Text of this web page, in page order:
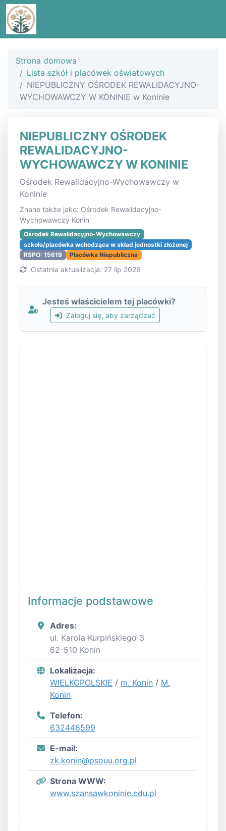
Strona domowa
Lista szkół i placówek oświatowych
NIEPUBLICZNY OŚRODEK REWALIDACYJNO-
WYCHOWAWCZY W KONINIE w Koninie
NIEPUBLICZNY OŚRODEK
REWALIDACYJNO-
WYCHOWAWCZY W KONINIE
Ośrodek Rewalidacyjno-Wychowawczy w
Koninie
Znane także jako: Ośrodek Rewalidacyjno-
Wychowawczy Konin
Ośrodek Rewalidacyjno-Wychowawczy
szkoła/placówka wchodząca w skład jednostki złożonej
RSPO: 15619
Placówka Niepubliczna
Ostatnia aktualizacja: 27 lip 2026
Jesteś właścicielem tej placówki?
Zaloguj się, aby zarządzać
Informacje podstawowe
Adres:
ul. Karola Kurpińskiego 3
62-510 Konin
Lokalizacja:
WIELKOPOLSKIE / m. Konin / M.
Konin
Telefon:
632448599
E-mail:
zk.konin@psouu.org.pl
Strona WWW:
www.szansawkoninie.edu.pl